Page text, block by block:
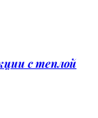
с теплой